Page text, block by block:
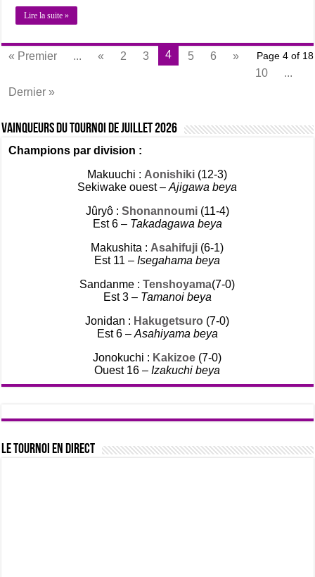
Lire la suite »
Page 4 of 18
« Premier ... « 2 3 4 5 6
»
10
...
Dernier »
Vainqueurs du tournoi de Juillet 2026
Champions par division :
Makuuchi : Aonishiki (12-3)
Sekiwake ouest –Ajigawa beya
Jûryô : Shonannoumi (11-4)
Est 6 – Takadagawa beya
Makushita : Asahifuji (6-1)
Est 11 –Isegahama beya
Sandanme :Tenshoyama(7-0)
Est 3 – Tamanoi beya
Jonidan : Hakugetsuro (7-0)
Est 6 – Asahiyama beya
Jonokuchi : Kakizoe (7-0)
Ouest 16 –Izakuchi beya
Le tournoi en direct